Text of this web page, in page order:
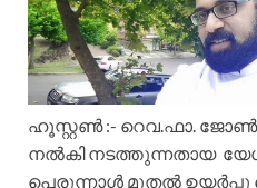
ഹൂസ്റ്റൺ :- റെവ.ഫാ.
നൽകി നടത്തുന്നതായ
പെരുന്നാൾ മുതൽ ഉയർപ്പു